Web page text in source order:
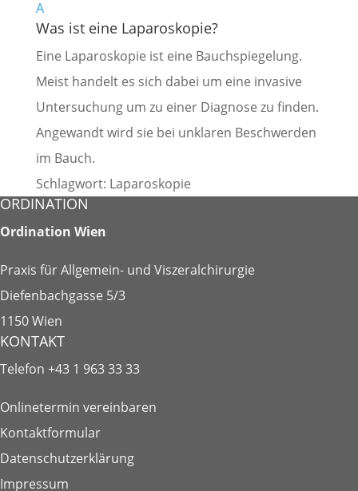
A
Was ist eine Laparoskopie?
Eine Laparoskopie ist eine Bauchspiegelung.
Meist handelt es sich dabei um eine invasive
Untersuchung um zu einer Diagnose zu finden.
Angewandt wird sie bei unklaren Beschwerden
im Bauch.
Schlagwort: Laparoskopie
ORDINATION
Ordination Wien
Praxis für Allgemein- und Viszeralchirurgie
Diefenbachgasse 5/3
1150 Wien
KONTAKT
Telefon +43 1 963 33 33
Onlinetermin vereinbaren
Kontaktformular
Datenschutzerklärung
Impressum